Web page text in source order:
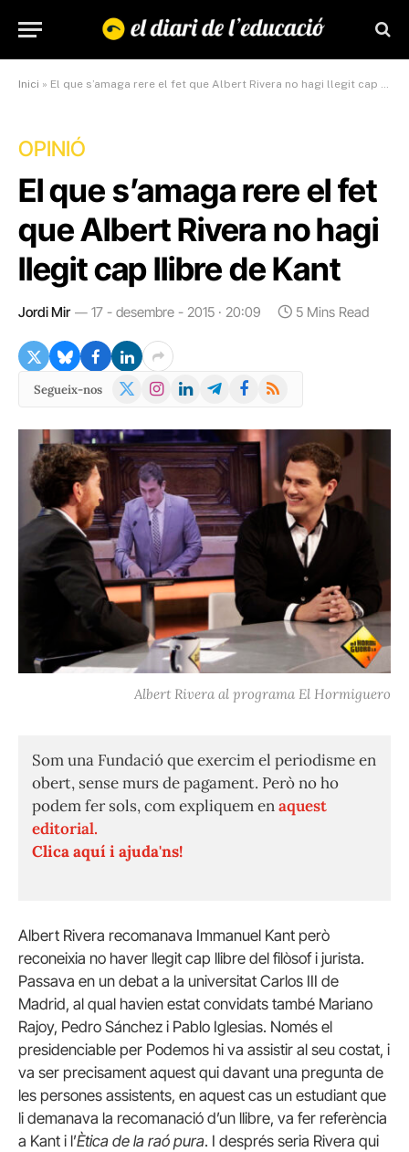
Inici » El que s’amaga rere el fet que Albert Rivera no hagi llegit cap llibre de Kant
OPINIÓ
El que s’amaga rere el fet
que Albert Rivera no hagi
llegit cap llibre de Kant
Jordi Mir 17 - desembre - 2015 · 20:09 5 Mins Read
Segueix-nos
X
Instagram
LinkedInTelegramFacebook
RSS
Albert Rivera al programa El Hormiguero
Som una Fundació que exercim el periodisme en
obert, sense murs de pagament. Però no ho
podem fer sols, com expliquem enaquest
editorial.
Clica aquí i ajuda'ns!
Albert Rivera recomanava Immanuel Kant però
reconeixia no haver llegit cap llibre del filòsof i jurista.
Passava en un debat a la universitat Carlos III de
Madrid, al qual havien estat convidats també Mariano
Rajoy, Pedro Sánchez i Pablo Iglesias. Només el
presidenciable per Podemos hi va assistir al seu costat, i
va ser precisament aquest qui davant una pregunta de
les persones assistents, en aquest cas un estudiant que
li demanava la recomanació d’un llibre, va fer referència
a Kant i l’Ètica de la raó pura. I després seria Rivera qui